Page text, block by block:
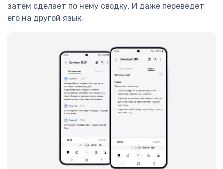
затем сделает по нему сводку. И даже переведет
его на другой язык.